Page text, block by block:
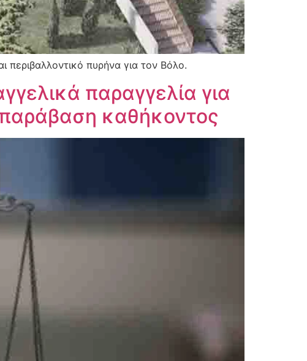
πυρήνα για τον Βόλο.
παραγγελία για
παράβαση καθήκοντος